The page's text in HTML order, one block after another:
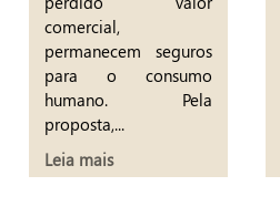
comercial,
permanecem seguros
para o consumo
humano. Pela
proposta,...
Leia mais